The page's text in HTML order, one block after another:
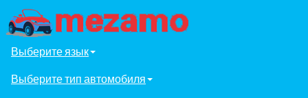
Выберите язык
Выберите тип автомобиля